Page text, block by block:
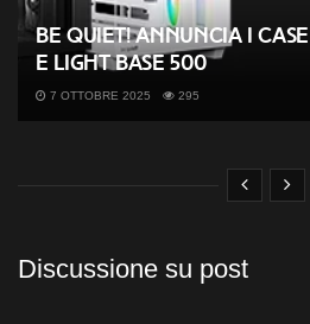
be quiet! annuncia i case
e Light Base 500
7 OTTOBRE 2025 295
Discussione su post